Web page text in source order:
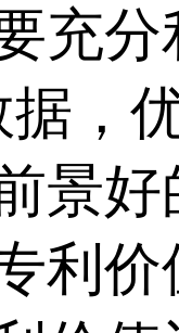
充
据，
景
利